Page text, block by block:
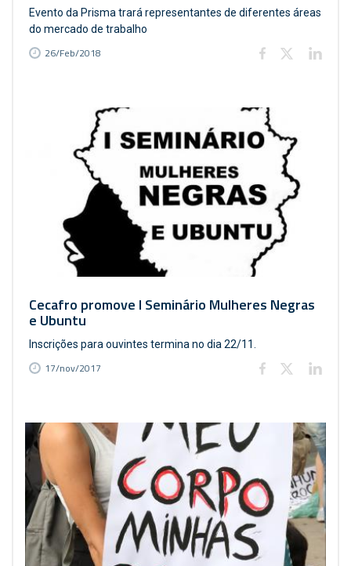
Evento da Prisma trará representantes de diferentes áreas
do mercado de trabalho
26/Feb/2018
Cecafro promove I Seminário Mulheres Negras
e Ubuntu
Inscrições para ouvintes termina no dia 22/11.
17/nov/2017